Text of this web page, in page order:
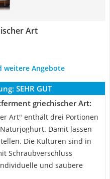
Art
weitere Angebote
SEHR GUT
griechischer Art:
Art" enthält drei Portionen
Damit lassen
Die Kulturen sind in
Schraubverschluss
und saubere